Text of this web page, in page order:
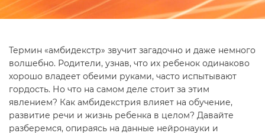
Термин «амбидекстр» звучит загадочно и даже немного
волшебно. Родители, узнав, что их ребенок одинаково
хорошо владеет обеими руками, часто испытывают
гордость. Но что на самом деле стоит за этим
явлением? Как амбидекстрия влияет на обучение,
развитие речи и жизнь ребенка в целом? Давайте
разберемся, опираясь на данные нейронауки и